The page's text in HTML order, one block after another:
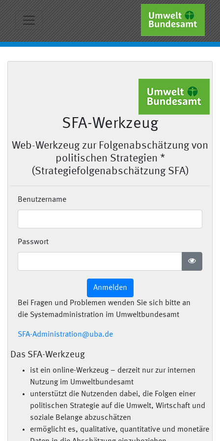
SFA-Werkzeug
Web-Werkzeug zur Folgenabschätzung von
politischen Strategien *
(Strategiefolgenabschätzung SFA)
Benutzername
Passwort
Anmelden
Bei Fragen und Problemen wenden Sie sich bitte an
die Systemadministration im Umweltbundesamt
SFA-Administration@uba.de
Das SFA-Werkzeug
ist ein online-Werkzeug – derzeit nur zur internen
Nutzung im Umweltbundesamt
unterstützt die Nutzenden dabei, die Folgen einer
politischen Strategie auf die Umwelt, Wirtschaft und
soziale Belange abzuschätzen
ermöglicht es, qualitative, quantitative und monetäre